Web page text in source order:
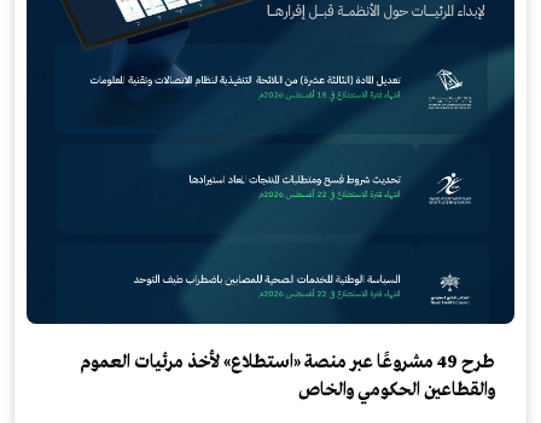
طرح 49 مشروعًا عبر منصة «استطلاع» لأخذ مرئيات العموم
والقطاعين الحكومي والخاص